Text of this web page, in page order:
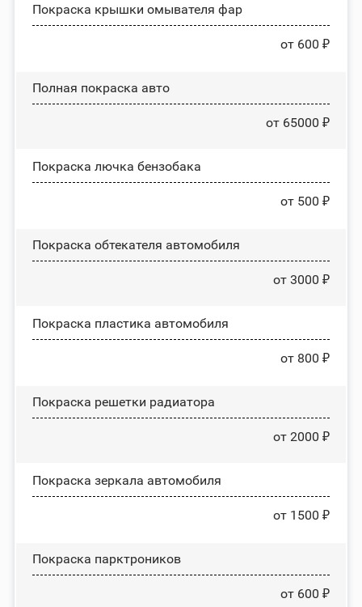
Покраска крышки омывателя фар
от 600 ₽
Полная покраска авто
от 65000 ₽
Покраска лючка бензобака
от 500 ₽
Покраска обтекателя автомобиля
от 3000 ₽
Покраска пластика автомобиля
от 800 ₽
Покраска решетки радиатора
от 2000 ₽
Покраска зеркала автомобиля
от 1500 ₽
Покраска парктроников
от 600 ₽